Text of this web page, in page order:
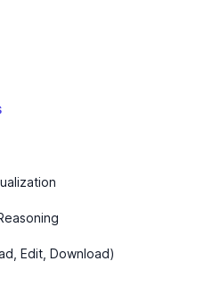
Edit, Download)